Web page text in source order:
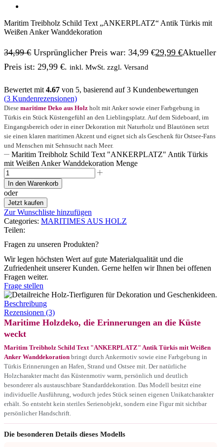
Maritim Treibholz Schild Text „ANKERPLATZ“ Antik Türkis mit
Weißen Anker Wanddekoration
34,99€ Ursprünglicher Preis war: 34,99 €29,99 €Aktueller
Preis ist: 29,99 €. inkl. MwSt. zzgl. Versand
Bewertet mit 4.67 von 5, basierend auf3 Kundenbewertungen
(3 Kundenrezensionen)
Diese maritime Deko aus Holz holt mit Anker sowie einer Farbgebung in
Türkis ein Stück Küstengefühl an den Lieblingsplatz. Auf dem Sideboard, im
Eingangsbereich oder in einer Dekoration mit Naturholz und Blautönen setzt
sie einen klaren maritimen Akzent und eignet sich als Geschenk für Ostsee-Fans
und Menschen mit Sehnsucht nach Meer.
Maritim Treibholz Schild Text "ANKERPLATZ" Antik Türkis
mit Weißen Anker Wanddekoration Menge
In den Warenkorb
oder
Jetzt kaufen
Zur Wunschliste hinzufügen
Categories: MARITIMES AUS HOLZ
Teilen:
Fragen zu unseren Produkten?
Wir legen höchsten Wert auf gute Materialqualität und die
Zufriedenheit unserer Kunden. Gerne helfen wir Ihnen bei offenen
Fragen weiter.
Frage stellen
Beschreibung
Rezensionen (3)
Maritime Holzdeko, die Erinnerungen an die Küste
weckt
Maritim Treibholz Schild Text "ANKERPLATZ" Antik Türkis mit Weißen
Anker Wanddekoration bringt durch Ankermotiv sowie eine Farbgebung in
Türkis Erinnerungen an Hafen, Strand und Ostsee mit. Der natürliche
Holzcharakter macht das Küstenmotiv warm, persönlich und deutlich
besonderer als austauschbare Standarddekoration. Das Modell besitzt eine
individuelle Ausführung, wodurch jedes Stück seinen eigenen Unikatcharakter
erhält. So entsteht kein steriles Serienobjekt, sondern eine Figur mit sichtbar
persönlicher Handschrift.
Die besonderen Details dieses Modells